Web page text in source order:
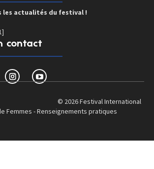
les actualités du festival !
contact
© 2026 Festival International
Femmes -Renseignements pratiques